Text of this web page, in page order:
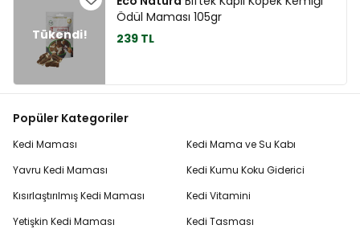
Ödül Maması 105gr
239 TL
Popüler Kategoriler
Kedi Maması
Yavru Kedi Maması
Kısırlaştırılmış Kedi Maması
Yetişkin Kedi Maması
Kedi Mama ve Su Kabı
Kedi Kumu Koku Giderici
Kedi Vitamini
Kedi Tasması